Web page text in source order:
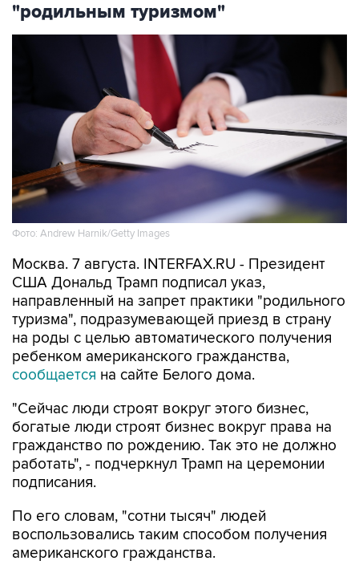
"родильным туризмом"
Фото: Andrew Harnik/Getty Images
Москва. 7 августа. INTERFAX.RU - Президент
США Дональд Трамп подписал указ,
направленный на запрет практики "родильного
туризма", подразумевающей приезд в страну
на роды с целью автоматического получения
ребенком американского гражданства,
сообщается на сайте Белого дома.
"Сейчас люди строят вокруг этого бизнес,
богатые люди строят бизнес вокруг права на
гражданство по рождению. Так это не должно
работать", - подчеркнул Трамп на церемонии
подписания.
По его словам, "сотни тысяч" людей
воспользовались таким способом получения
американского гражданства.